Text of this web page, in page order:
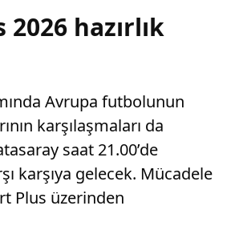
hazırlık
Avrupa futbolunun
karşılaşmaları da
saat 21.00’de
karşıya gelecek. Mücadele
Plus üzerinden